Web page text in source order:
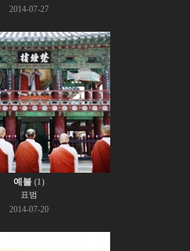
2014-07-27
예불 (1)
표범
2014-07-20